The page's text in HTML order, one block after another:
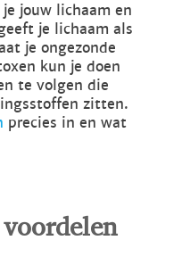
jouw lichaam en
je lichaam als
je ongezonde
kun je doen
te volgen die
zitten.
precies in en wat